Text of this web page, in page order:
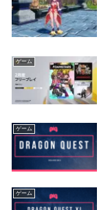
ゲーム
ゲーム
ゲーム